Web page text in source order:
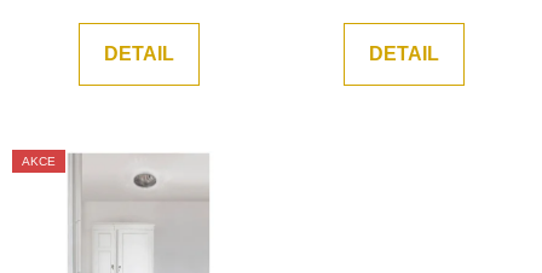
DETAIL DETAIL
AKCE